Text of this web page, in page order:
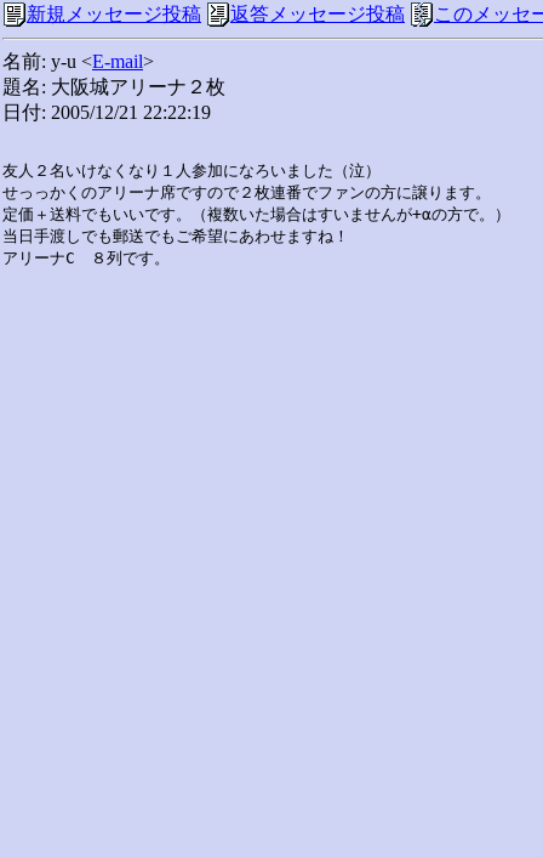
新規メッセージ投稿 返答メッセージ投稿 このメッセ
名前: y-u <E-mail>
題名: 大阪城アリーナ２枚
日付: 2005/12/21 22:22:19
友人２名いけなくなり１人参加になろいました（泣）
せっっかくのアリーナ席ですので２枚連番でファンの方に譲ります。
定価＋送料でもいいです。（複数いた場合はすいませんが+αの方で。）
当日手渡しでも郵送でもご希望にあわせますね！